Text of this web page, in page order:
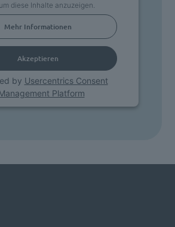
diese Inhalte anzuzeigen.
Mehr Informationen
Akzeptieren
by Usercentrics Consent
Platform